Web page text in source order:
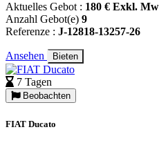
Aktuelles Gebot : 180 € Exkl.
Anzahl Gebot(e) 9
Referenze : J-12818-13257-26
Ansehen Bieten
7 Tagen
Beobachten
FIAT Ducato